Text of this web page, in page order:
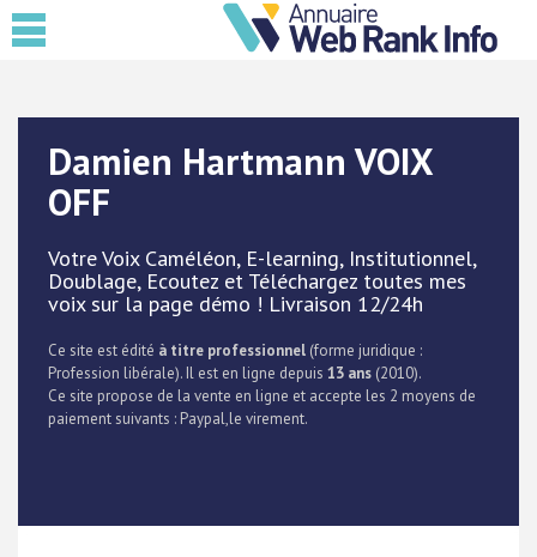
Damien Hartmann VOIX
OFF
Votre Voix Caméléon, E-learning, Institutionnel,
Doublage, Ecoutez et Téléchargez toutes mes
voix sur la page démo ! Livraison 12/24h
Ce site est édité à titre professionnel (forme juridique :
Profession libérale). Il est en ligne depuis 13 ans (2010).
Ce site propose de la vente en ligne et accepte les 2 moyens de
paiement suivants : Paypal,le virement.